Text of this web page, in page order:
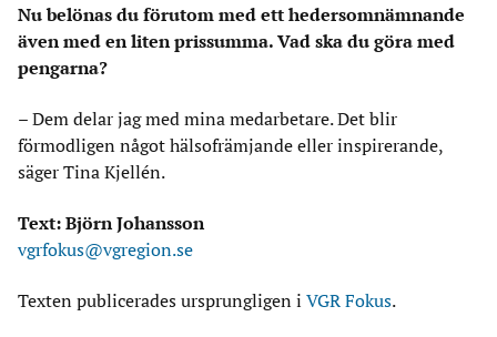
Nu belönas du förutom med ett hedersomnämnande
även med en liten prissumma. Vad ska du göra med
pengarna?
– Dem delar jag med mina medarbetare. Det blir
förmodligen något hälsofrämjande eller inspirerande,
säger Tina Kjellén.
Text: Björn Johansson
vgrfokus@vgregion.se
Texten publicerades ursprungligen i VGR Fokus.